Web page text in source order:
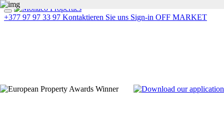
+377 97 97 33 97 Kontaktieren Sie uns Sign-in OFF MARKET